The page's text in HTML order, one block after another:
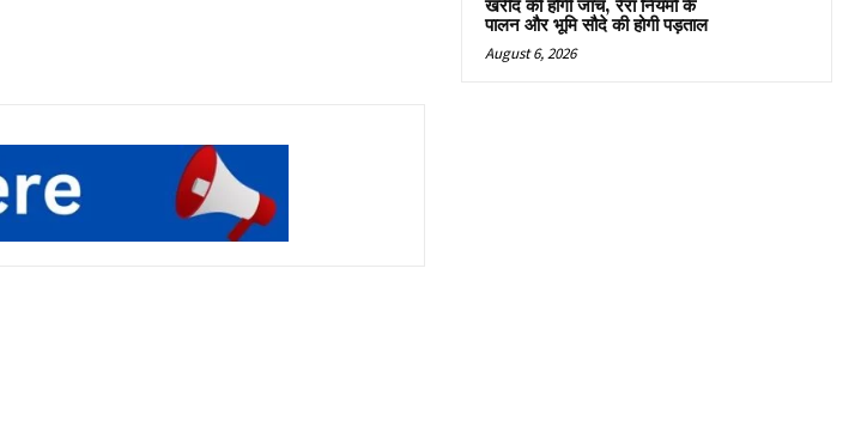
खरीद की होगी जांच, रेरा नियमों के
पालन और भूमि सौदे की होगी पड़ताल
August 6, 2026